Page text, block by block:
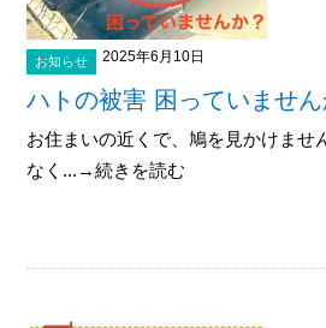
お知らせ 2025年6月10日
ハトの被害 困っていません
お住まいの近くで、鳩を見かけま
なく...→続きを読む